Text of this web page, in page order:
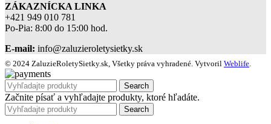
ZÁKAZNÍCKA LINKA
+421 949 010 781
Po-Pia: 8:00 do 15:00 hod.
E-mail: info@zaluzieroletysietky.sk
© 2024 ZaluzieRoletySietky.sk, Všetky práva vyhradené. Vytvoril Weblife
Search
Začnite písať a vyhľadajte produkty, ktoré hľadáte.
Search